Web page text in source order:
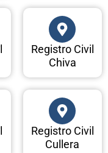
Registro Civil
Chiva
Registro Civil
Cullera